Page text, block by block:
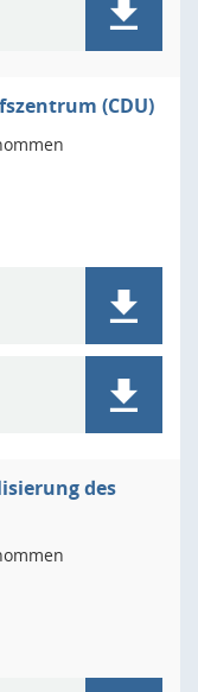
(CDU)
des